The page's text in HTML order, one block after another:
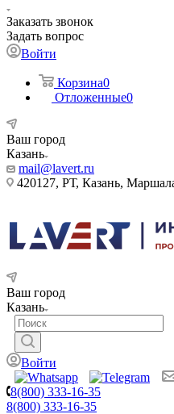
Заказать звонок
Задать вопрос
Войти
Корзина0
Отложенные0
Ваш город
Казань
mail@lavert.ru
420127, РТ, Казань,
Ваш город
Казань
Войти
8(800) 333-16-35
8(800) 333-16-35